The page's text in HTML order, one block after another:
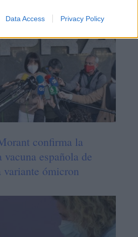
Data Access Privacy Policy
confirma la
española de
ómicron